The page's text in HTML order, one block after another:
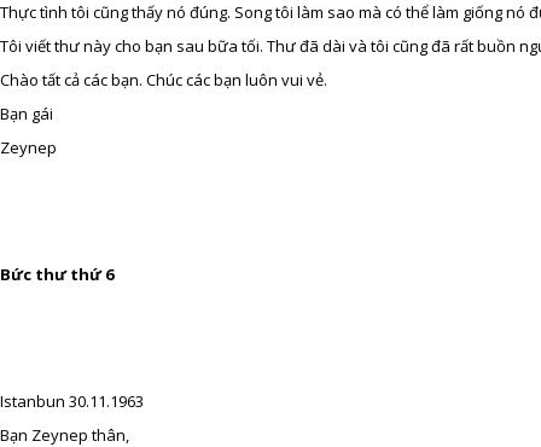
Thực tình tôi cũng thấy nó đúng. Song tôi làm sao mà có thể làm giống nó
Tôi viết thư này cho bạn sau bữa tối. Thư đã dài và tôi cũng đã rất buồn
Chào tất cả các bạn. Chúc các bạn luôn vui vẻ.
Bạn gái
Zeynep
Bức thư thứ 6
Istanbun 30.11.1963
Bạn Zeynep thân,